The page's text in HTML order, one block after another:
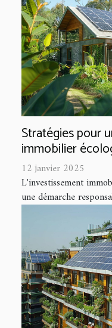
Stratégies pour
immobilier
12 janvier 2025
L'investissement
une démarche